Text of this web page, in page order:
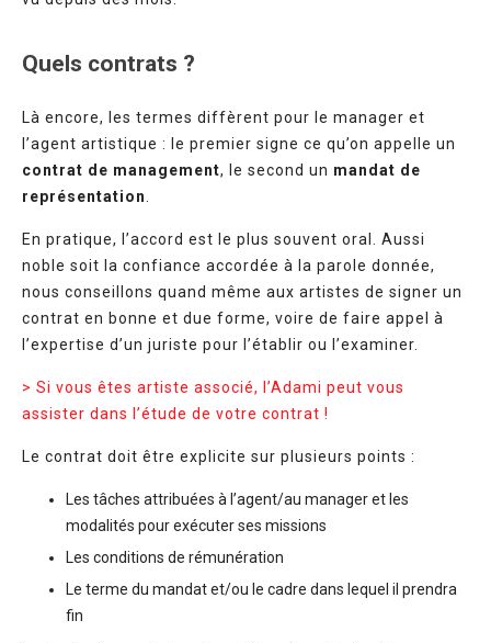
Quels contrats ?
Là encore, les termes diffèrent pour le manager et
l’agent artistique : le premier signe ce qu’on appelle un
contrat de management, le second un mandat de
représentation
En pratique, l’accord est le plus souvent oral. Aussi
noble soit la confiance accordée à la parole donnée,
nous conseillons quand même aux artistes de signer un
contrat en bonne et due forme, voire de faire appel à
l’expertise d’un juriste pour l’établir ou l’examiner.
> Si vous êtes artiste associé, l’Adami peut vous
assister dans l’étude de votre contrat !
Le contrat doit être explicite sur plusieurs points :
Les tâches attribuées à l’agent/au manager et les
modalités pour exécuter ses missions
Les conditions de rémunération
Le terme du mandat et/ou le cadre dans lequel il prendra
fin